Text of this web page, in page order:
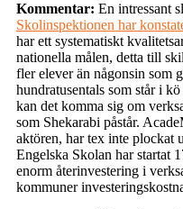
Kommentar: En intressant
Skolinspektionen har
har ett systematiskt
nationella målen, detta till
fler elever än någonsin som
hundratusentals som står i
kan det komma sig om
som Shekarabi påstår.
aktören, har tex inte plockat
Engelska Skolan har startat
enorm återinvestering i
kommuner